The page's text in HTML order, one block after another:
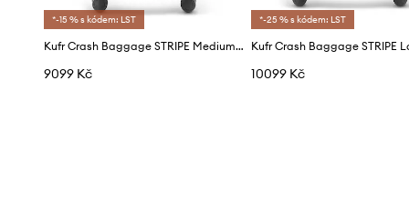
*-15 % s kódem: LST
Kufr Crash Baggage STRIPE Medium Size 68x45x26 cm
9099 Kč
*-25 % s kódem: LST
10099 Kč